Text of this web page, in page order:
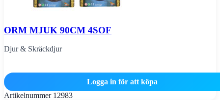
ORM MJUK 90CM 4SOF
Djur & Skräckdjur
Logga in för att köpa
Artikelnummer 12983